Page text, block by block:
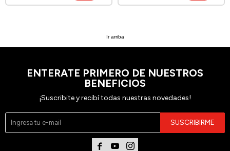
Ir arriba
ENTERATE PRIMERO DE NUESTROS
BENEFICIOS
¡Suscribite y recibí todas nuestras novedades!
SUSCRIBIRME
  